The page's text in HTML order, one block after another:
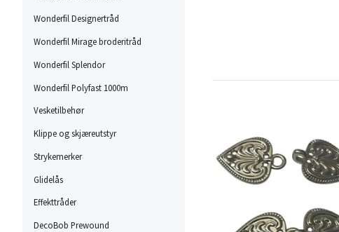
Wonderfil Designertråd
Wonderfil Mirage broderitråd
Wonderfil Splendor
Wonderfil Polyfast 1000m
Vesketilbehør
Klippe og skjæreutstyr
Strykemerker
Glidelås
Effekttråder
DecoBob Prewound